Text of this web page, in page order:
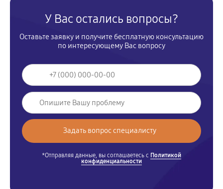
У Вас остались вопросы?
Оставьте заявку и получите бесплатную консультацию
по интересующему Вас вопросу
*Отправляя данные, вы соглашаетесь с Политикой
конфиденциальности